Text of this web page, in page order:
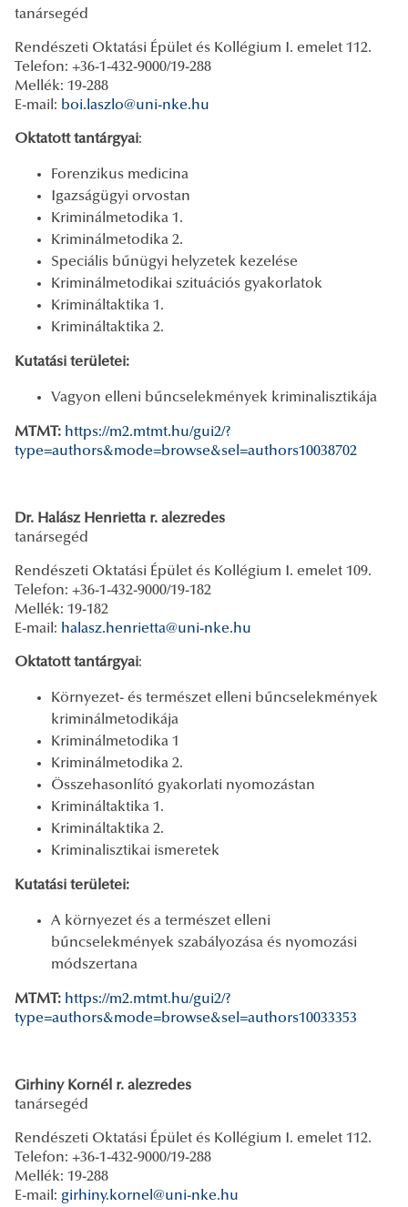
tanársegéd
Rendészeti Oktatási Épület és Kollégium I. emelet 112.
Telefon: +36-1-432-9000/19-288
Mellék: 19-288
E-mail: boi.laszlo@uni-nke.hu
Oktatott tantárgyai:
Forenzikus medicina
Igazságügyi orvostan
Kriminálmetodika 1.
Kriminálmetodika 2.
Speciális bűnügyi helyzetek kezelése
Kriminálmetodikai szituációs gyakorlatok
Krimináltaktika 1.
Krimináltaktika 2.
Kutatási területei:
Vagyon elleni bűncselekmények kriminalisztikája
MTMT: https://m2.mtmt.hu/gui2/?
type=authors&mode=browse&sel=authors10038702
Dr. Halász Henrietta r. alezredes
tanársegéd
Rendészeti Oktatási Épület és Kollégium I. emelet 109.
Telefon: +36-1-432-9000/19-182
Mellék: 19-182
E-mail: halasz.henrietta@uni-nke.hu
Oktatott tantárgyai:
Környezet- és természet elleni bűncselekmények
kriminálmetodikája
Kriminálmetodika 1
Kriminálmetodika 2.
Összehasonlító gyakorlati nyomozástan
Krimináltaktika 1.
Krimináltaktika 2.
Kriminalisztikai ismeretek
Kutatási területei:
A környezet és a természet elleni
bűncselekmények szabályozása és nyomozási
módszertana
MTMT: https://m2.mtmt.hu/gui2/?
type=authors&mode=browse&sel=authors10033353
Girhiny Kornél r. alezredes
tanársegéd
Rendészeti Oktatási Épület és Kollégium I. emelet 112.
Telefon: +36-1-432-9000/19-288
Mellék: 19-288
E-mail: girhiny.kornel@uni-nke.hu